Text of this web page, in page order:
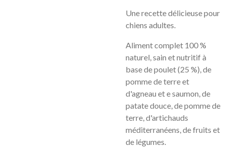
Une recette délicieuse pour
chiens adultes.
Aliment complet 100 %
naturel, sain et nutritif à
base de poulet (25 %), de
pomme de terre et
d'agneau et e saumon, de
patate douce, de pomme de
terre, d'artichauds
méditerranéens, de fruits et
de légumes.